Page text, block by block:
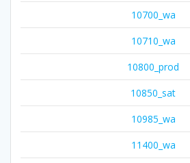
10700_wa
10710_wa
10800_prod
10850_sat
10985_wa
11400_wa